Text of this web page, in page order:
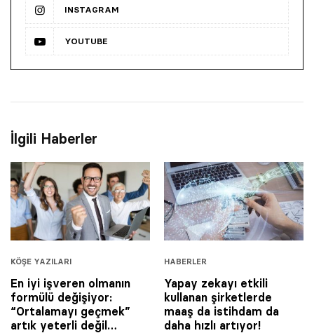
INSTAGRAM
YOUTUBE
İlgili Haberler
KÖŞE YAZILARI
En iyi işveren olmanın
formülü değişiyor:
“Ortalamayı geçmek”
artık yeterli değil…
HABERLER
Yapay zekayı etkili
kullanan şirketlerde
maaş da istihdam da
daha hızlı artıyor!